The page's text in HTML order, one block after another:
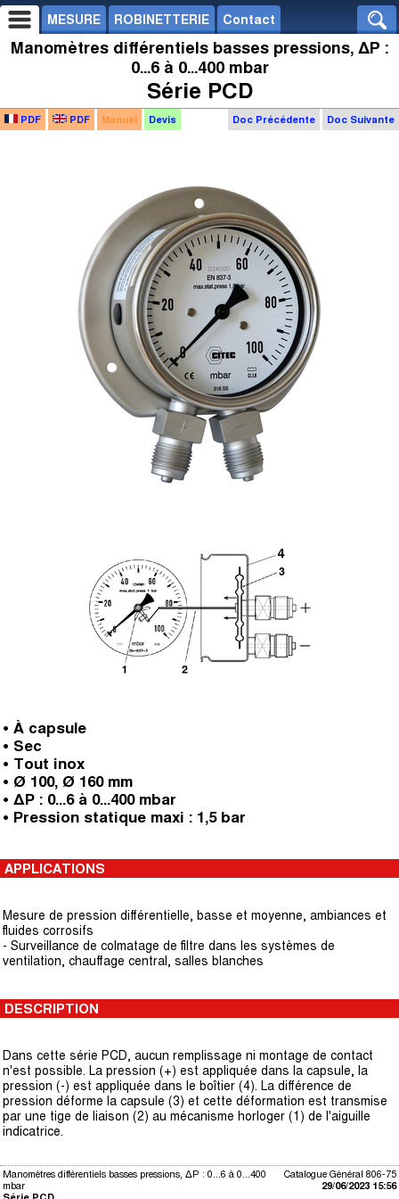
MESURE ROBINETTERIE Contact
Manomètres différentiels basses pressions, ΔP :
0...6 à 0...400 mbar
Série PCD
Doc Précédente Doc Suivante
PDF PDF Manuel Devis
• À capsule
• Sec
• Tout inox
• Ø 100, Ø 160 mm
• ΔP : 0...6 à 0...400 mbar
• Pression statique maxi : 1,5 bar
APPLICATIONS
Mesure de pression différentielle, basse et moyenne, ambiances et
fluides corrosifs
- Surveillance de colmatage de filtre dans les systèmes de
ventilation, chauffage central, salles blanches
DESCRIPTION
Dans cette série PCD, aucun remplissage ni montage de contact
n'est possible. La pression (+) est appliquée dans la capsule, la
pression (-) est appliquée dans le boîtier (4). La différence de
pression déforme la capsule (3) et cette déformation est transmise
par une tige de liaison (2) au mécanisme horloger (1) de l'aiguille
indicatrice.
Catalogue Général 806-75
29/06/2023 15:56
Manomètres différentiels basses pressions, ΔP : 0...6 à 0...400
mbar